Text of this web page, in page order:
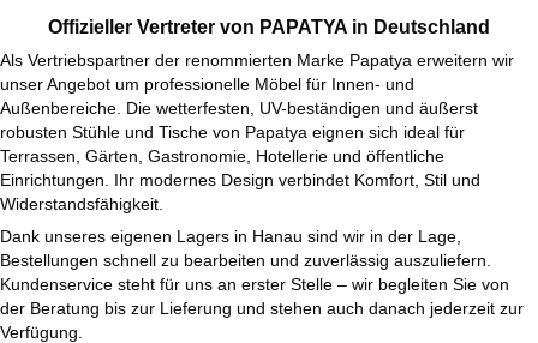
Offizieller Vertreter von PAPATYA in Deutschland
Als Vertriebspartner der renommierten Marke Papatya erweitern wir
unser Angebot um professionelle Möbel für Innen- und
Außenbereiche. Die wetterfesten, UV-beständigen und äußerst
robusten Stühle und Tische von Papatya eignen sich ideal für
Terrassen, Gärten, Gastronomie, Hotellerie und öffentliche
Einrichtungen. Ihr modernes Design verbindet Komfort, Stil und
Widerstandsfähigkeit.
Dank unseres eigenen Lagers in Hanau sind wir in der Lage,
Bestellungen schnell zu bearbeiten und zuverlässig auszuliefern.
Kundenservice steht für uns an erster Stelle – wir begleiten Sie von
der Beratung bis zur Lieferung und stehen auch danach jederzeit zur
Verfügung.